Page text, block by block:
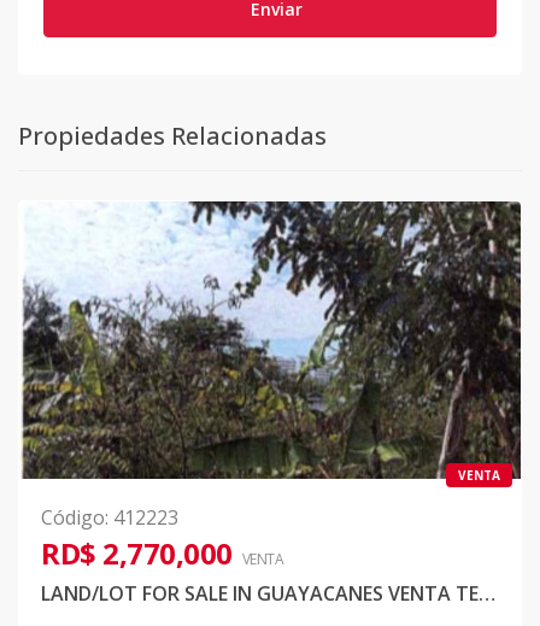
Enviar
Propiedades Relacionadas
VENTA
Código: 412223
RD$ 2,770,000 VENTA
LAND/LOT FOR SALE IN GUAYACANES VENTA TERRENO GUAYACANES